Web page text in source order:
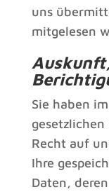
uns
mitgelesen
Sie haben
Recht auf
Ihre
Daten,